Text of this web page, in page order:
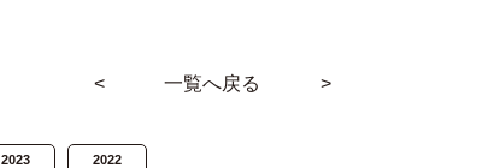
< 一覧へ戻る
>
2023 2022